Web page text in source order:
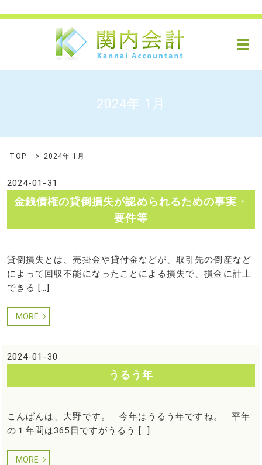
メ
2024年 1月
TOP 2024年 1月
2024-01-31
金銭債権の貸倒損失が認められるための事実・
要件等
貸倒損失とは、売掛金や貸付金などが、取引先の倒産など
によって回収不能になったことによる損失で、損金に計上
できる […]
MORE
2024-01-30
うるう年
こんばんは、大野です。 今年はうるう年ですね。 平年
の１年間は365日ですがうるう […]
MORE